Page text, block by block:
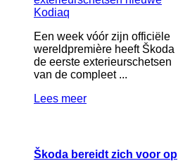
Een week vóór zijn officiële
wereldpremière heeft Škoda
de eerste exterieurschetsen
van de compleet ...
Lees meer
Škoda bereidt zich voor op